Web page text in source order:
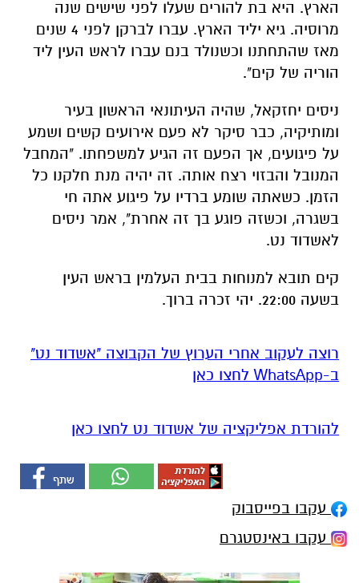
הארץ. היא בת להורים שעלו לפני שישים שנה
מרוסיה. גיא יליד הארץ. עברו לברקן לפני 4 שנים
מאז שהתחתנו וכשנולד בנם עברו לראש העין ליד
הוריה של קים".
ניסים יחזקאל, שהיה העיתונאי הראשון בעיר
ומותיקיה, כבר סיקר לא פעם אירועים קשים ושמע
על פיגועים, אך הפעם זה הגיע למשפחתו. "המחבל
המנובל והבזוי רצח אותה. זה יהיה מנת חלקנו כל
הזמן. כשאתה שומע ברדיו על פיגוע אתה חי
בשגרה, וכשזה פוגע בך זה אחרת", אמר ניסים
לאשדוד נט.
קים תובא למנוחות בבית העלמין בראש העין
בשעה 22:00. יהי זכרה ברוך.
רוצה לעקוב אחרי הערוץ של הקבוצה "אשדוד נט"
ב-WhatsApp לחצו כאן
להורדת אפליקציה של אשדוד נט לחצו כאן
עקבו בפייסבוק
עקבו באינסטגרם